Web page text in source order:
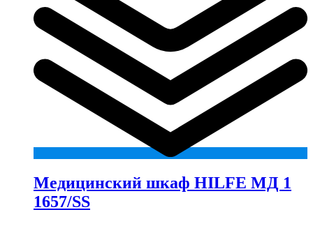
Медицинский шкаф HILFE МД 1
1657/SS